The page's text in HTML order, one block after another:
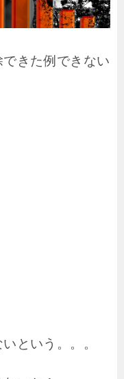
きた例できない
という。。。